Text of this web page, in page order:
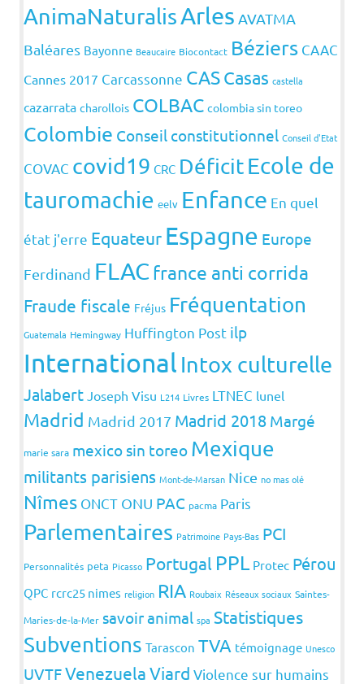
AnimaNaturalisArles AVATMA
Baléares Bayonne Beaucaire Biocontact Béziers CAAC
Cannes 2017 Carcassonne CASCasas castella
cazarrata charollois COLBAC colombia sin toreo
Colombie Conseil constitutionnel Conseil d'Etat
COVAC covid19 CRC DéficitEcole de
tauromachie eelv Enfance En quel
état j'erre Equateur Espagne Europe
Ferdinand FLAC france anti corrida
Fraude fiscale Fréjus Fréquentation
Guatemala Hemingway Huffington Post ilp
International Intox culturelle
Jalabert Joseph Visu L214 Livres LTNEC lunel
Madrid Madrid 2017 Madrid 2018 Margé
marie sara mexico sin toreo Mexique
militants parisiens Mont-de-Marsan Nice no mas olé
Nîmes ONCT ONU PAC pacma Paris
Parlementaires Patrimoine Pays-Bas PCI
Personnalités peta Picasso Portugal PPL Protec Pérou
QPC rcrc25 nimes religion RIA Roubaix Réseaux sociaux Saintes-
Maries-de-la-Mer savoir animal spa Statistiques
Subventions Tarascon TVA témoignage Unesco
UVTFVenezuelaViard Violence sur humains